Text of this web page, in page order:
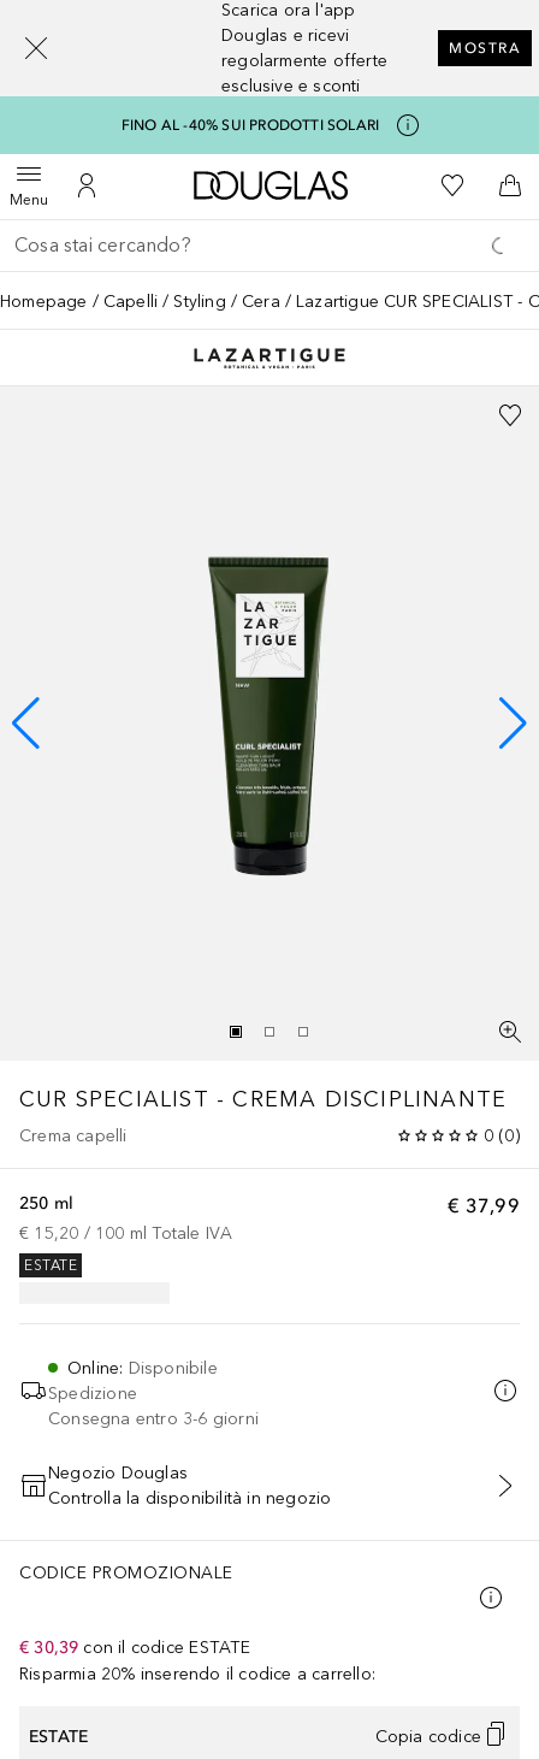
Scarica ora l'app
Douglas e ricevi
regolarmente offerte
esclusive e sconti
MOSTRA
FINO AL -40% SUI PRODOTTI SOLARI
MenuApri menuAl Mio Account
A Douglas HomeAlla Mia
Al
Torna indietro
Esegui ricerca
Homepage Capelli Styling Cera Lazartigue CUR SPECIALIST -
CUR SPECIALIST - CREMA DISCIPLINANTE
Crema capelli 0 (0)
€ 37,99
250 ml
€ 15,20 / 100 ml Totale IVA
ESTATE
Online: Disponibile
Spedizione
Consegna entro 3-6 giorni
AGGIUNGI AL CARRELLO
Negozio Douglas
Controlla la disponibilità in negozio
CODICE PROMOZIONALE
€ 30,39 con il codice ESTATE
Risparmia 20% inserendo il codice a carrello:
ESTATE Copia codice
[navigation.slideout.screenreader]